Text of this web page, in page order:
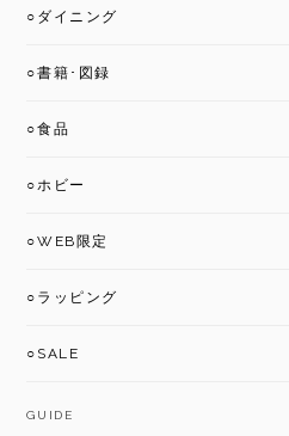
○ダイニング
○書籍･図録
○食品
○ホビー
○WEB限定
○ラッピング
○SALE
GUIDE